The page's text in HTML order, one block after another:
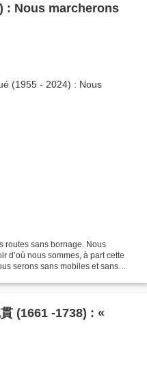
: Nous marcherons
routes sans bornage. Nous
d’où nous sommes, à part cette
serons sans mobiles et sans
(1661 -1738) : «